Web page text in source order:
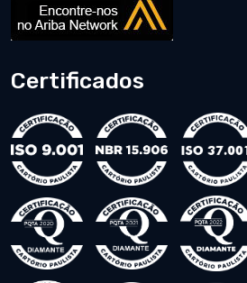
Certificados